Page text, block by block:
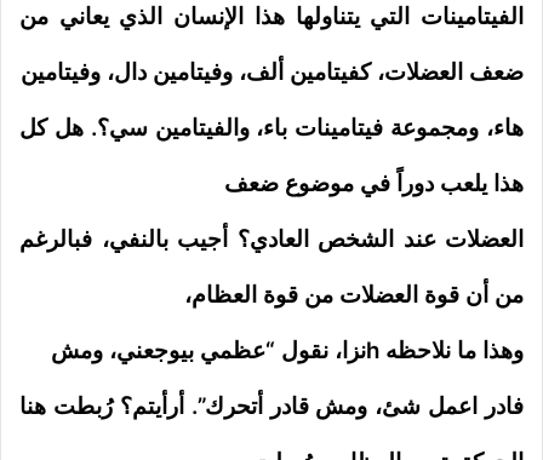
الفيتامينات التي يتناولها هذا الإنسان الذي يعاني من
ضعف العضلات، كفيتامين ألف، وفيتامين دال، وفيتامين
هاء، ومجموعة فيتامينات باء، والفيتامين سي؟. هل كل
هذا يلعب دوراً في موضوع ضعف
العضلات عند الشخص العادي؟ أجيب بالنفي، فبالرغم
من أن قوة العضلات من قوة العظام،
وهذا ما نلاحظه hنزا، نقول “عظمي بيوجعني، ومش
فادر اعمل شئ، ومش قادر أتحرك”. أرأيتم؟ رُبطت هنا